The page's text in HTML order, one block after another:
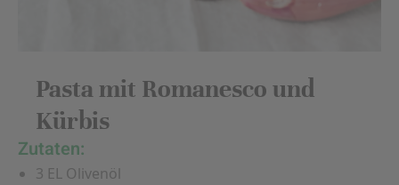
Pasta mit Romanesco und
Kürbis
Zutaten:
3 EL Olivenöl